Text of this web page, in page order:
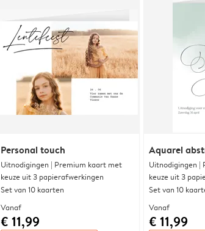
Personal touch
Uitnodigingen | Premium kaart met
keuze uit 3 papierafwerkingen
Set van 10 kaarten
Vanaf
€ 11,99
Aquarel
Uitnodigingen |
keuze uit 3
Set van 10
Vanaf
€ 11,99